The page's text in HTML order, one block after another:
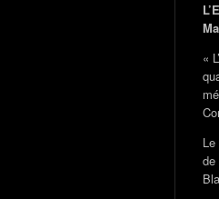
«
de